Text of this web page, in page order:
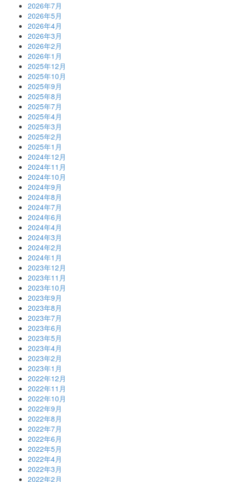
2026年7月
2026年5月
2026年4月
2026年3月
2026年2月
2026年1月
2025年12月
2025年10月
2025年9月
2025年8月
2025年7月
2025年4月
2025年3月
2025年2月
2025年1月
2024年12月
2024年11月
2024年10月
2024年9月
2024年8月
2024年7月
2024年6月
2024年4月
2024年3月
2024年2月
2024年1月
2023年12月
2023年11月
2023年10月
2023年9月
2023年8月
2023年7月
2023年6月
2023年5月
2023年4月
2023年2月
2023年1月
2022年12月
2022年11月
2022年10月
2022年9月
2022年8月
2022年7月
2022年6月
2022年5月
2022年4月
2022年3月
2022年2月